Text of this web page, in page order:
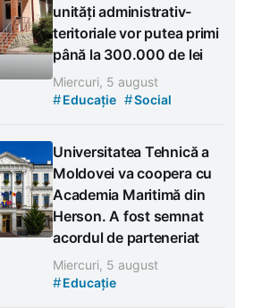
unități administrativ-
teritoriale vor putea primi
până la 300.000 de lei
Miercuri, 5 august
#Educație #Social
Universitatea Tehnică a
Moldovei va coopera cu
Academia Maritimă din
Herson. A fost semnat
acordul de parteneriat
Miercuri, 5 august
#Educație